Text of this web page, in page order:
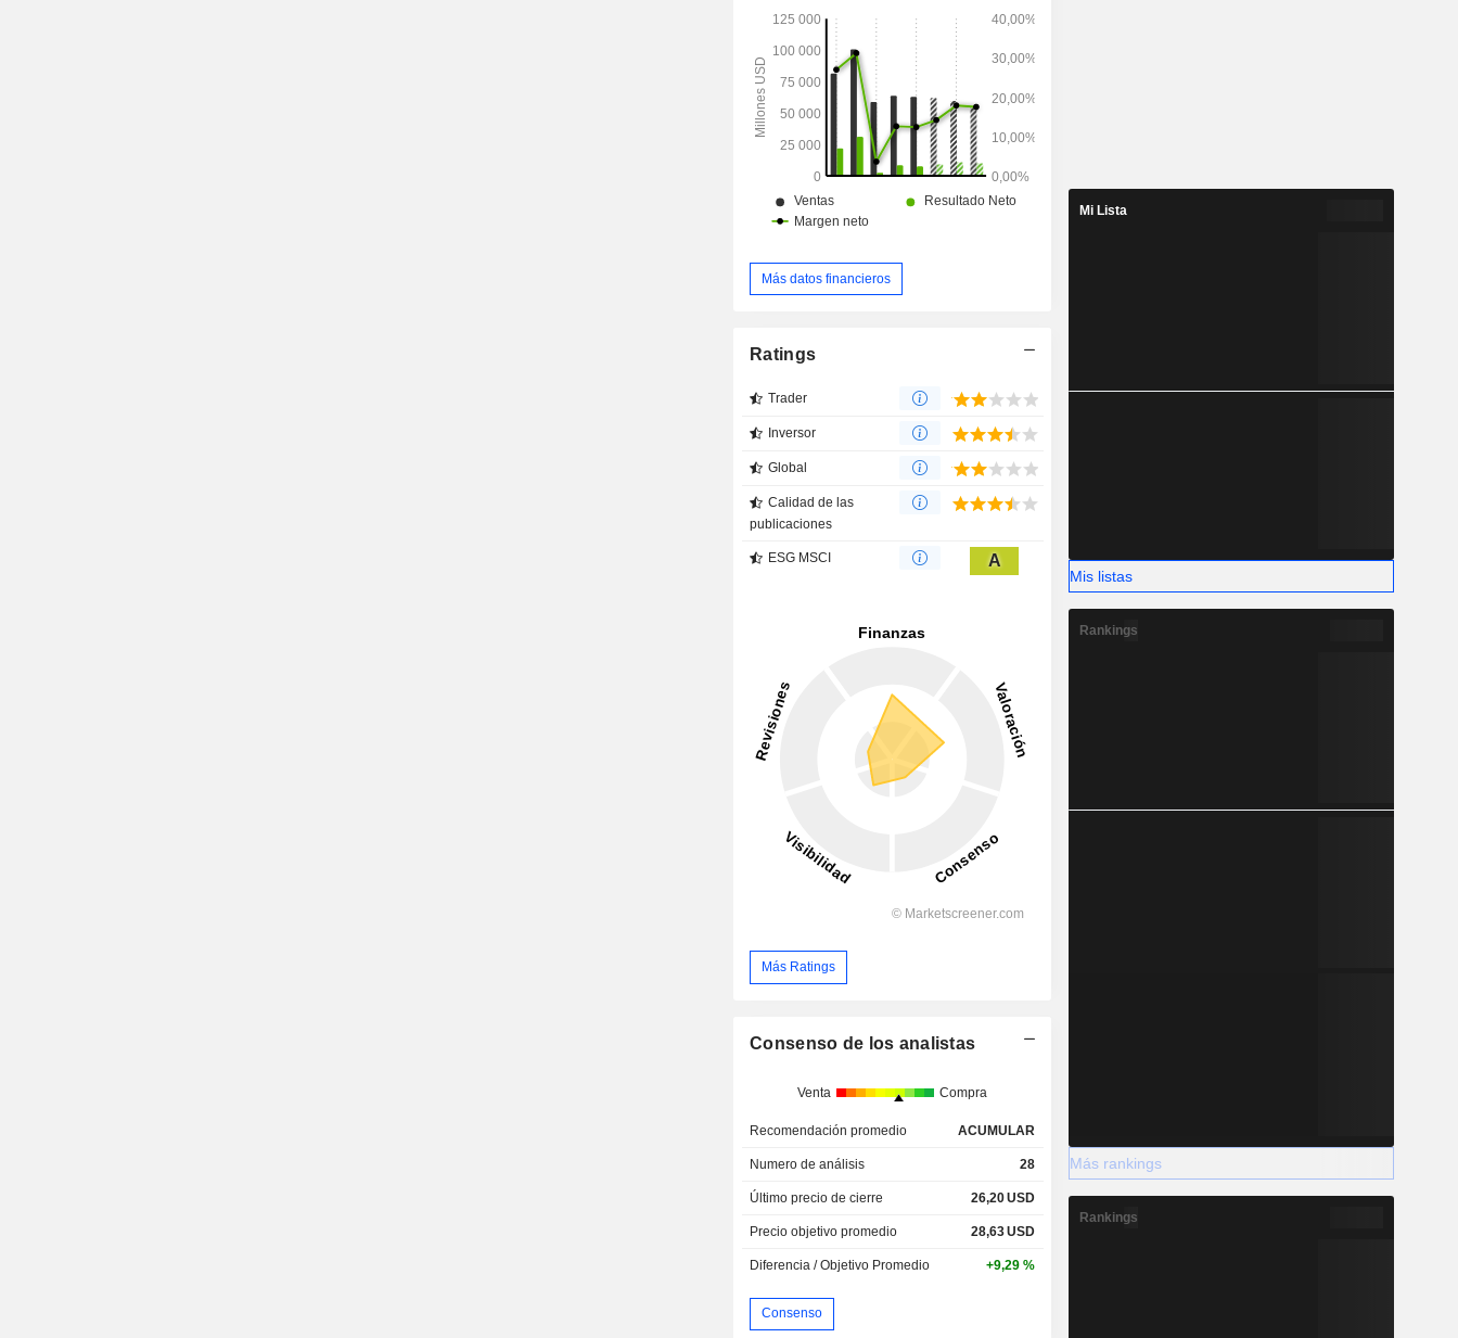
Más datos financieros
Ratings
Trader
Inversor
Global
Calidad de las
publicaciones
ESG MSCI A
Más Ratings
Consenso de los analistas
Venta Compra
Recomendación promedio ACUMULAR
Numero de análisis 28
Último precio de cierre 26,20USD
Precio objetivo promedio 28,63USD
Diferencia / Objetivo Promedio +9,29 %
Consenso
Mi Lista
Mis listas
Rankings
Más rankings
Rankings